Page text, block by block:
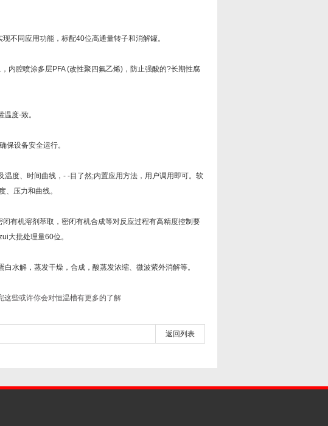
同应用功能，标配40位高通量转子和消解罐。
腔喷涂多层PFA (改性聚四氟乙烯)，防止强酸的?长期性腐
度-致。
设备安全运行。
度、时间曲线，- -目了然;内置应用方法，用户调用即可。软
、压力和曲线。
机溶剂萃取，密闭有机合成等对反应过程有高精度控制要
大批处理量60位。
解，蒸发干燥，合成，酸蒸发浓缩、微波紫外消解等。
这些或许你会对恒温槽有更多的了解
返回列表